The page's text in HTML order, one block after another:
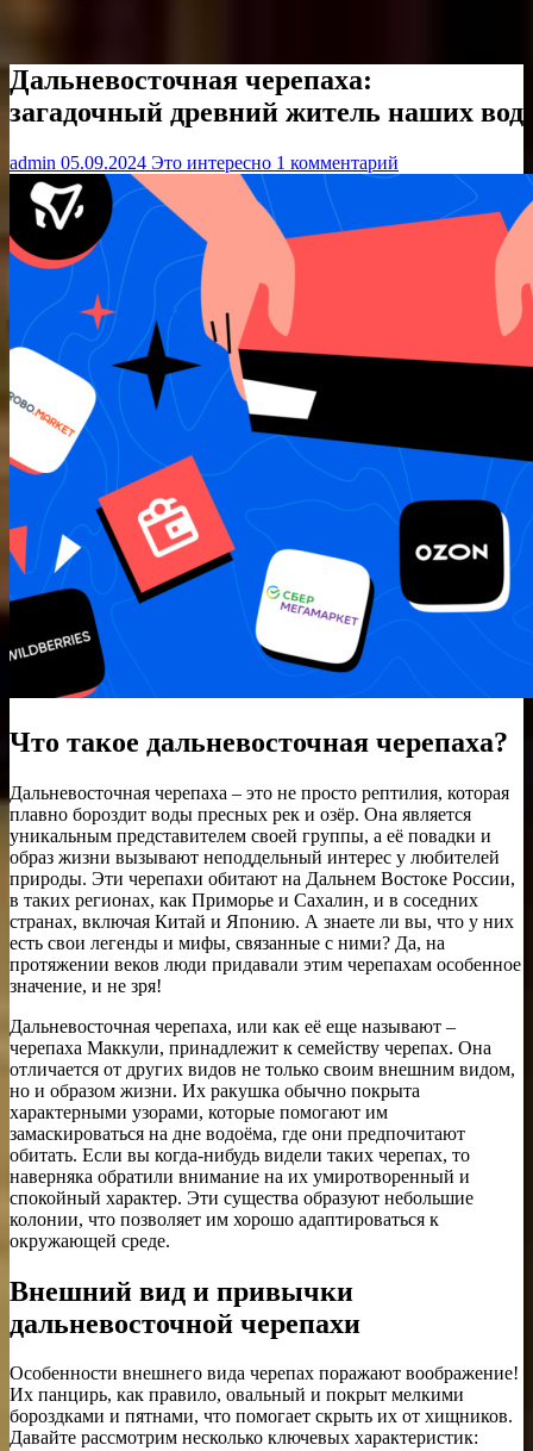
Дальневосточная черепаха:
загадочный древний житель наших вод
admin 05.09.2024 Это интересно 1 комментарий
Что такое дальневосточная черепаха?
Дальневосточная черепаха – это не просто рептилия, которая
плавно бороздит воды пресных рек и озёр. Она является
уникальным представителем своей группы, а её повадки и
образ жизни вызывают неподдельный интерес у любителей
природы. Эти черепахи обитают на Дальнем Востоке России,
в таких регионах, как Приморье и Сахалин, и в соседних
странах, включая Китай и Японию. А знаете ли вы, что у них
есть свои легенды и мифы, связанные с ними? Да, на
протяжении веков люди придавали этим черепахам особенное
значение, и не зря!
Дальневосточная черепаха, или как её еще называют –
черепаха Маккули, принадлежит к семейству черепах. Она
отличается от других видов не только своим внешним видом,
но и образом жизни. Их ракушка обычно покрыта
характерными узорами, которые помогают им
замаскироваться на дне водоёма, где они предпочитают
обитать. Если вы когда-нибудь видели таких черепах, то
наверняка обратили внимание на их умиротворенный и
спокойный характер. Эти существа образуют небольшие
колонии, что позволяет им хорошо адаптироваться к
окружающей среде.
Внешний вид и привычки
дальневосточной черепахи
Особенности внешнего вида черепах поражают воображение!
Их панцирь, как правило, овальный и покрыт мелкими
бороздками и пятнами, что помогает скрыть их от хищников.
Давайте рассмотрим несколько ключевых характеристик: